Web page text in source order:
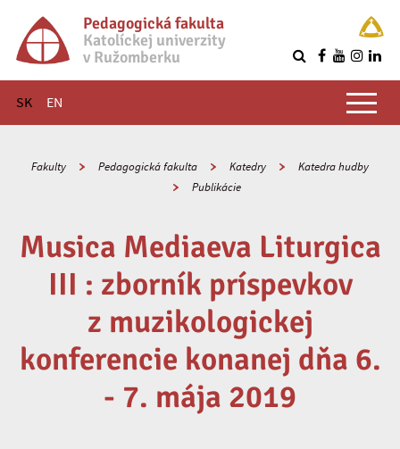
Pedagogická fakulta
Katolíckej univerzity
v Ružomberku
SK EN
Hlavné menu
Fakulty Pedagogická fakulta Katedry
Katedra hudby
Publikácie
Musica Mediaeva Liturgica
III : zborník príspevkov
z muzikologickej
konferencie konanej dňa 6.
- 7. mája 2019